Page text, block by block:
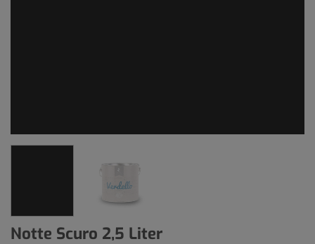
Notte Scuro 2,5 Liter